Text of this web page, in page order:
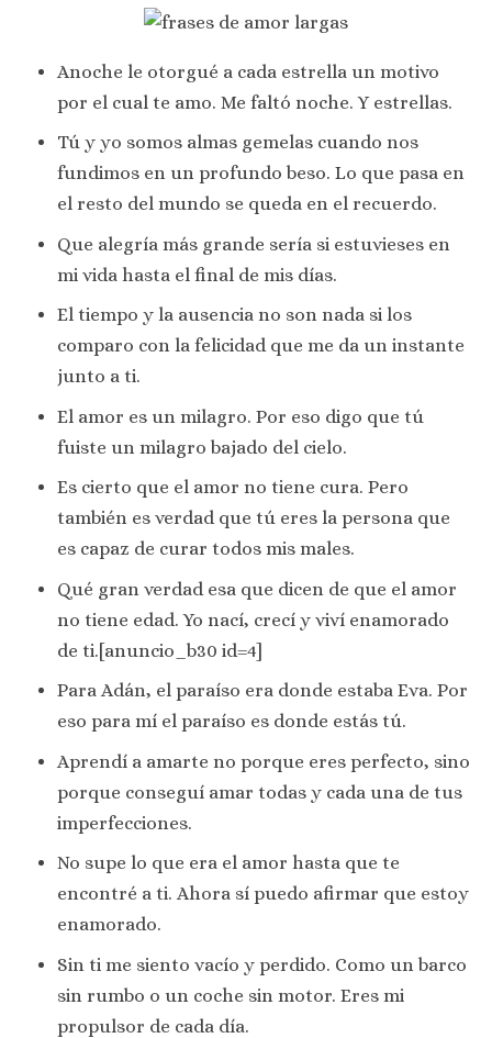
Anoche le otorgué a cada estrella un motivo
por el cual te amo. Me faltó noche. Y estrellas.
Tú y yo somos almas gemelas cuando nos
fundimos en un profundo beso. Lo que pasa en
el resto del mundo se queda en el recuerdo.
Que alegría más grande sería si estuvieses en
mi vida hasta el final de mis días.
El tiempo y la ausencia no son nada si los
comparo con la felicidad que me da un instante
junto a ti.
El amor es un milagro. Por eso digo que tú
fuiste un milagro bajado del cielo.
Es cierto que el amor no tiene cura. Pero
también es verdad que tú eres la persona que
es capaz de curar todos mis males.
Qué gran verdad esa que dicen de que el amor
no tiene edad. Yo nací, crecí y viví enamorado
de ti.[anuncio_b30 id=4]
Para Adán, el paraíso era donde estaba Eva. Por
eso para mí el paraíso es donde estás tú.
Aprendí a amarte no porque eres perfecto, sino
porque conseguí amar todas y cada una de tus
imperfecciones.
No supe lo que era el amor hasta que te
encontré a ti. Ahora sí puedo afirmar que estoy
enamorado.
Sin ti me siento vacío y perdido. Como un barco
sin rumbo o un coche sin motor. Eres mi
propulsor de cada día.